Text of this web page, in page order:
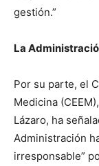
gestión.”
La
Por su parte, el
Medicina
Lázaro, ha
Administración
irresponsable”